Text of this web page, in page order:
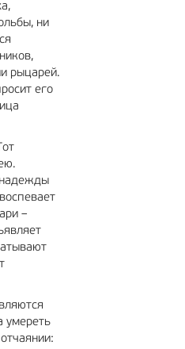
ни
рыцарей.
его
надежды
–
умереть